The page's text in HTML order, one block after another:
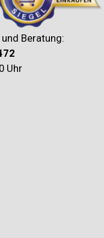
Beratung:
Uhr